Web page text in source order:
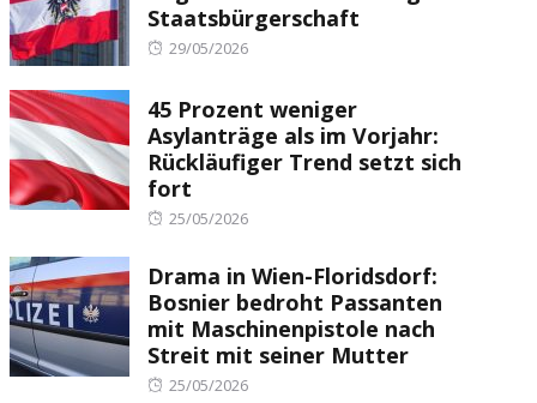
Staatsbürgerschaft
Posted
29/05/2026
45 Prozent weniger
Asylanträge als im Vorjahr:
Rückläufiger Trend setzt sich
fort
Posted
25/05/2026
Drama in Wien-Floridsdorf:
Bosnier bedroht Passanten
mit Maschinenpistole nach
Streit mit seiner Mutter
Posted
25/05/2026